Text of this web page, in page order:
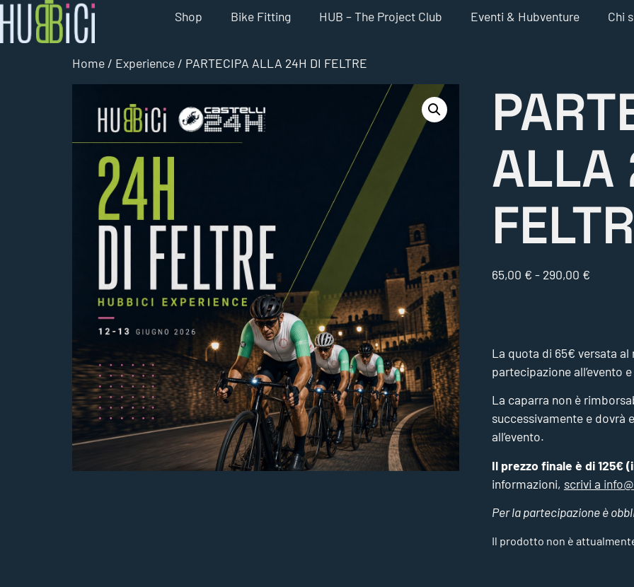
Shop Bike Fitting HUB – The Project Club Eventi & Hubventure Chi
Home / Experience / PARTECIPA ALLA 24H DI FELTRE
ALLA
65,00 € - 290,00 €
La quota di 65€ versata
partecipazione all’evento
La caparra non è
successivamente e dovrà
all’evento.
Il prezzo finale è di 125€
informazioni, scrivi a
Per la partecipazione è
Il prodotto non è